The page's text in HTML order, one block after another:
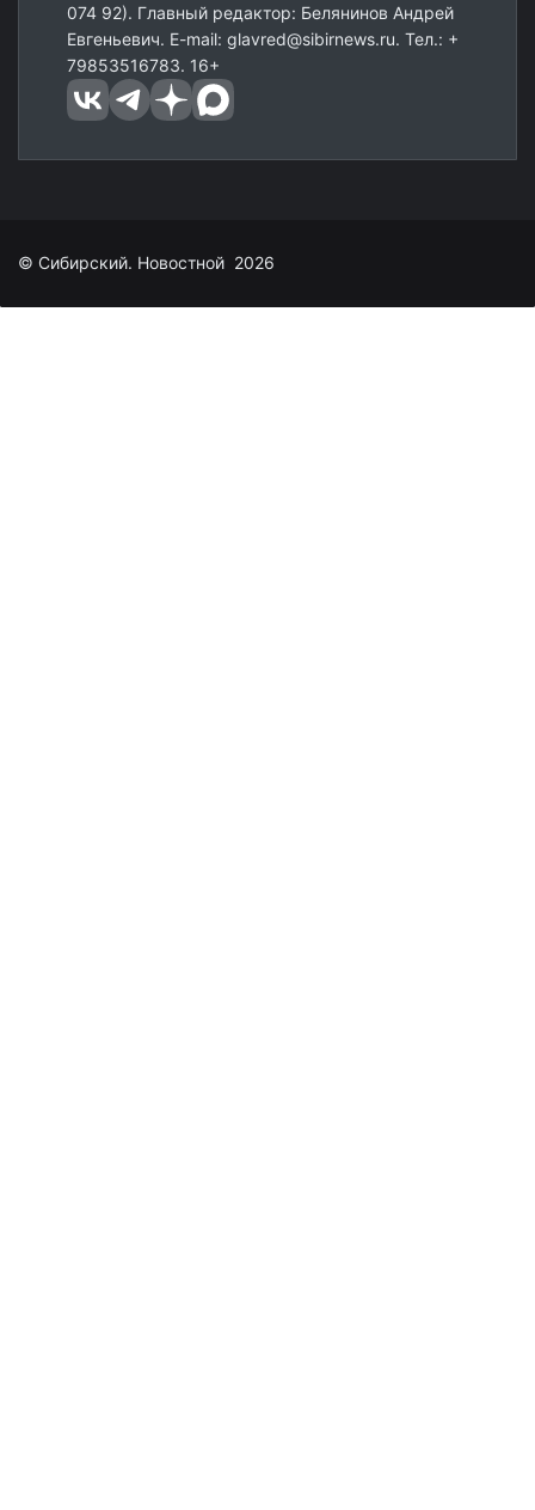
074 92). Главный редактор: Белянинов Андрей
Евгеньевич. E-mail: glavred@sibirnews.ru. Тел.: +
79853516783. 16+
© Сибирский. Новостной 2026